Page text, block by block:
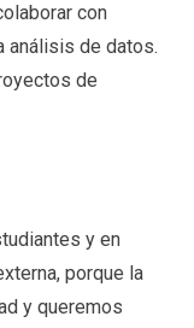
con
análisis de datos.
de
y en
porque la
y queremos